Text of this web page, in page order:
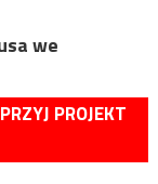
we
PROJEKT